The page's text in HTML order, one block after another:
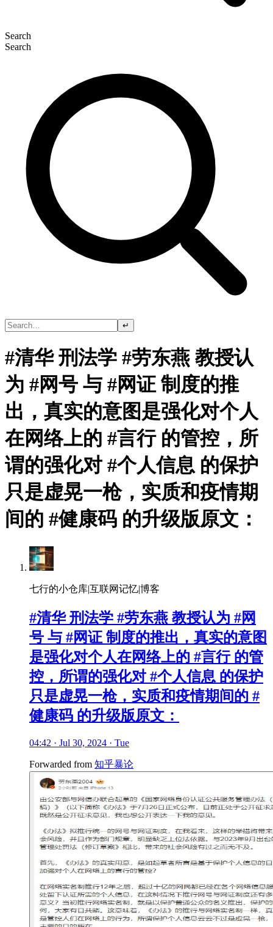
Search
Search
↵
#清华 刑法学 #劳东燕 教授认
为 #网号 与 #网证 制度的推
出，真实的意图是强化对个人
在网络上的 #言行 的管控，所
谓的强化对 #个人信息 的保护
只是虚晃一枪，实质和疫情期
间的 #健康码 的升级版原文：
七行的小仓库|互联网记忆|博客
#清华 刑法学 #劳东燕 教授认为 #网
号 与 #网证 制度的推出，真实的意图
是强化对个人在网络上的 #言行 的管
控，所谓的强化对 #个人信息 的保护
只是虚晃一枪，实质和疫情期间的 #
健康码 的升级版原文：
04:42 · Jul 30, 2024 · Tue
Forwarded from 知乎暴论